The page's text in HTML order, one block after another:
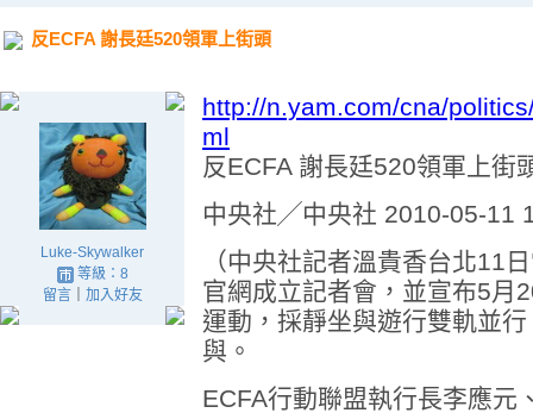
反ECFA 謝長廷520領軍上街頭
Luke-Skywalker
等級：8
留言｜ 加入好友
http://n.yam.com/cna/
ml
反ECFA 謝長廷520領軍上街
中央社╱中央社 2010-05-11
（中央社記者溫貴香台北11
官網成立記者會，並宣布5月
運動，採靜坐與遊行雙軌並
與。
ECFA行動聯盟執行長李應元